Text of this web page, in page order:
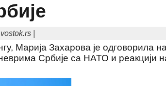
|
Марија Захарова је одговорила
Србије са НАТО и реакцији